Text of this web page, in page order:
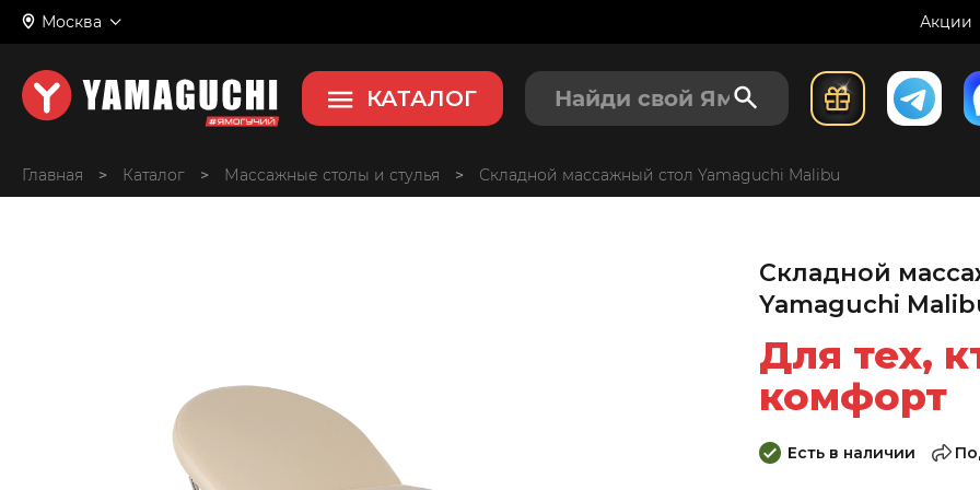
Москва Акции
КАТАЛОГ
Главная > > Массажные столы и стулья > Складной массажный стол Yamaguchi Malibu
Складной
Yamaguchi
Для тех,
комфорт
Есть в наличии
Складной массажный стол
купить